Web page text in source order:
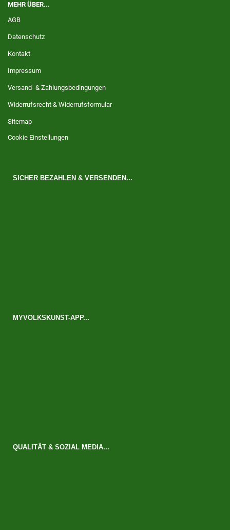
MEHR ÜBER...
AGB
Datenschutz
Kontakt
Impressum
Versand- & Zahlungsbedingungen
Widerrufsrecht & Widerrufsformular
Sitemap
Cookie Einstellungen
SICHER BEZAHLEN & VERSENDEN...
MYVOLKSKUNST-APP...
QUALITÄT & SOZIAL MEDIA...